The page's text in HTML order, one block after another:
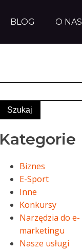
BLOG O NAS
Kategorie
Biznes
E-Sport
Inne
Konkursy
Narzędzia do e-
marketingu
Nasze usługi